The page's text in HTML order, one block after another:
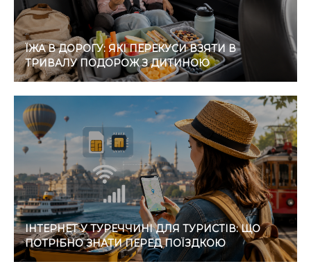
ЇЖА В ДОРОГУ: ЯКІ ПЕРЕКУСИ ВЗЯТИ В
ТРИВАЛУ ПОДОРОЖ З ДИТИНОЮ
ІНТЕРНЕТ У ТУРЕЧЧИНІ ДЛЯ ТУРИСТІВ: ЩО
ПОТРІБНО ЗНАТИ ПЕРЕД ПОЇЗДКОЮ